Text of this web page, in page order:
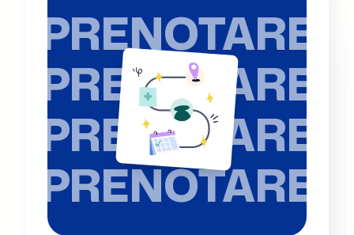
PRENOTARE
PRENOTARE
PRENOTARE
PRENOTARE